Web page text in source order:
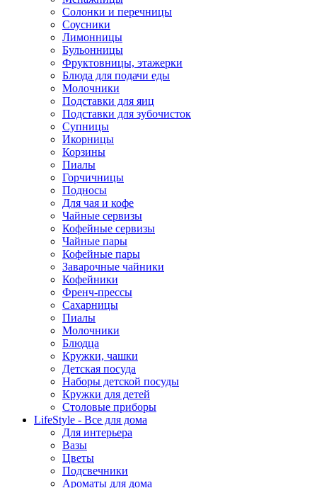
Солонки и перечницы
Соусники
Лимонницы
Бульонницы
Фруктовницы, этажерки
Блюда для подачи еды
Молочники
Подставки для яиц
Подставки для зубочисток
Супницы
Икорницы
Корзины
Пиалы
Горчичницы
Подносы
Для чая и кофе
Чайные сервизы
Кофейные сервизы
Чайные пары
Кофейные пары
Заварочные чайники
Кофейники
Френч-прессы
Сахарницы
Пиалы
Молочники
Блюдца
Кружки, чашки
Детская посуда
Наборы детской посуды
Кружки для детей
Столовые приборы
LifeStyle - Все для дома
Для интерьера
Вазы
Цветы
Подсвечники
Ароматы для дома